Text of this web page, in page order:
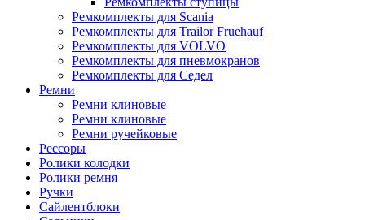
Ремкомплекты для Scania
Ремкомплекты для Trailor Fruehauf
Ремкомплекты для VOLVO
Ремкомплекты для пневмокранов
Ремкомплекты для Седел
Ремни
Ремни клиновые
Ремни клиновые
Ремни ручейковые
Рессоры
Ролики колодки
Ролики ремня
Ручки
Сайлентблоки